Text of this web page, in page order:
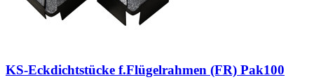
KS-Eckdichtstücke f.Flügelrahmen (FR) Pak100